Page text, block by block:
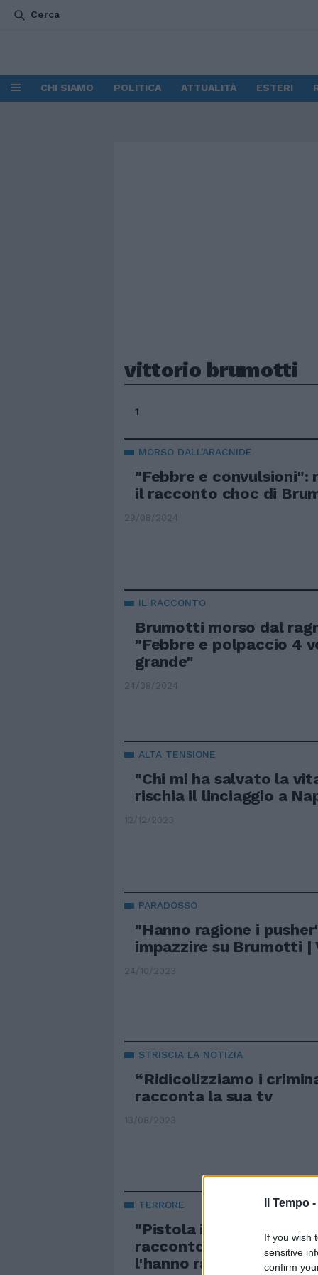
Il Tempo -
If you wish
sensitive
confirm
Cerca
CHI SIAMO POLITICA ATTUALITÀ ESTERI
vittorio brumotti
1
MORSO DALL'ARACNIDE
"Febbre e convulsioni":
il racconto choc di
29/08/2024
IL RACCONTO
Brumotti morso dal
"Febbre e polpaccio 4
grande"
24/08/2024
ALTA TENSIONE
"Chi mi ha salvato la
rischia il linciaggio a
12/12/2023
PARADOSSO
"Hanno ragione i
impazzire su Brumotti |
24/10/2023
STRISCIA LA NOTIZIA
“Ridicolizziamo i
racconta la sua tv
13/08/2023
TERRORE
"Pistola in bocca, calci,
racconto choc di
l'hanno rapinato